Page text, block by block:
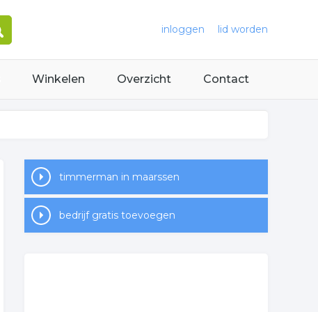
inloggen lid worden
Winkelen Overzicht Contact
timmerman in maarssen
bedrijf gratis toevoegen